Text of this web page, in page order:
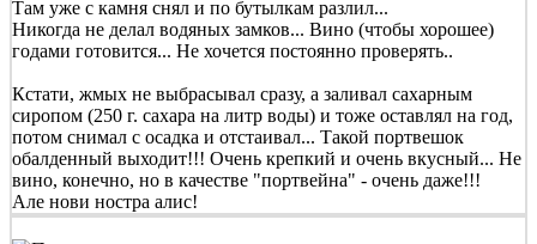
Там уже с камня снял и по бутылкам разлил...
Никогда не делал водяных замков... Вино (чтобы хорошее)
годами готовится... Не хочется постоянно проверять..
Кстати, жмых не выбрасывал сразу, а заливал сахарным
сиропом (250 г. сахара на литр воды) и тоже оставлял на год,
потом снимал с осадка и отстаивал... Такой портвешок
обалденный выходит!!! Очень крепкий и очень вкусный... Не
вино, конечно, но в качестве "портвейна" - очень даже!!!
Але нови ностра алис!